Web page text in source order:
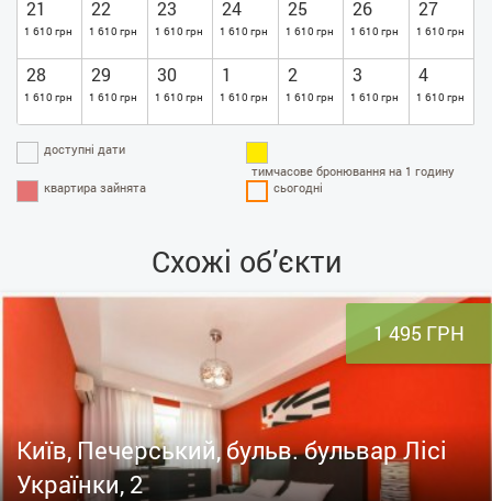
21
1 610 грн
22
1 610 грн
23
1 610 грн
24
1 610 грн
25
1 610 грн
26
1 610 грн
27
1 610 грн
28
1 610 грн
29
1 610 грн
30
1 610 грн
1
1 610 грн
2
1 610 грн
3
1 610 грн
4
1 610 грн
доступні дати
тимчасове бронювання на 1 годину
квартира зайнята
сьогодні
Схожі об’єкти
1 495 ГРН
Київ, Печерський, бульв. бульвар Лісі
Українки, 2